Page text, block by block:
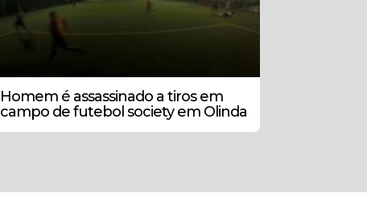
Homem é assassinado a tiros em
campo de futebol society em Olinda